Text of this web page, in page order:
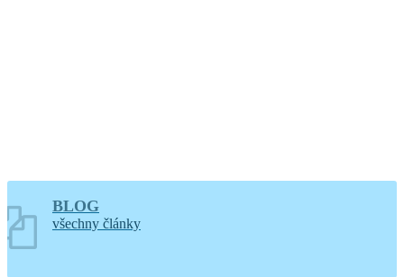
BLOG
všechny články